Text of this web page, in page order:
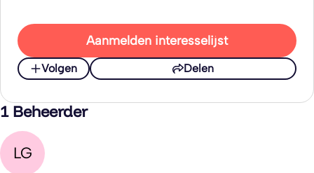
Aanmelden interesselijst
Volgen Delen
1 Beheerder
LG